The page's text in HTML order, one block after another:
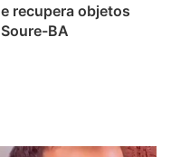
recupera objetos
BA